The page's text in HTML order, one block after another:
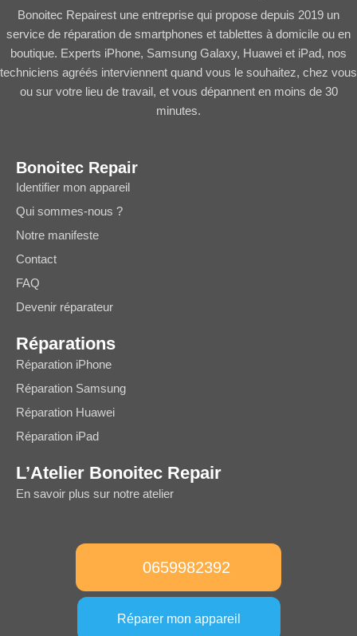
Bonoitec Repairest une entreprise qui propose depuis 2019 un
service de réparation de smartphones et tablettes à domicile ou en
boutique. Experts iPhone, Samsung Galaxy, Huawei et iPad, nos
techniciens agréés interviennent quand vous le souhaitez, chez vous
ou sur votre lieu de travail, et vous dépannent en moins de 30
minutes.
Bonoitec Repair
Identifier mon appareil
Qui sommes-nous ?
Notre manifeste
Contact
FAQ
Devenir réparateur
Réparations
Réparation iPhone
Réparation Samsung
Réparation Huawei
Réparation iPad
L’Atelier Bonoitec Repair
En savoir plus sur notre atelier
0659982392
Réparer mon appareil